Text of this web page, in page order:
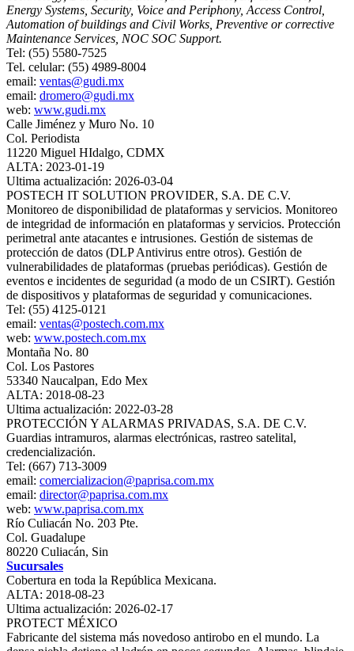
Energy Systems, Security, Voice and Periphony, Access Control,
Automation of buildings and Civil Works, Preventive or corrective
Maintenance Services, NOC SOC Support.
Tel: (55) 5580-7525
Tel. celular: (55) 4989-8004
email: ventas@gudi.mx
email: dromero@gudi.mx
web: www.gudi.mx
Calle Jiménez y Muro No. 10
Col. Periodista
11220 Miguel HIdalgo, CDMX
ALTA: 2023-01-19
Ultima actualización: 2026-03-04
POSTECH IT SOLUTION PROVIDER, S.A. DE C.V.
Monitoreo de disponibilidad de plataformas y servicios. Monitoreo
de integridad de información en plataformas y servicios. Protección
perimetral ante atacantes e intrusiones. Gestión de sistemas de
protección de datos (DLP Antivirus entre otros). Gestión de
vulnerabilidades de plataformas (pruebas periódicas). Gestión de
eventos e incidentes de seguridad (a modo de un CSIRT). Gestión
de dispositivos y plataformas de seguridad y comunicaciones.
Tel: (55) 4125-0121
email: ventas@postech.com.mx
web: www.postech.com.mx
Montaña No. 80
Col. Los Pastores
53340 Naucalpan, Edo Mex
ALTA: 2018-08-23
Ultima actualización: 2022-03-28
PROTECCIÓN Y ALARMAS PRIVADAS, S.A. DE C.V.
Guardias intramuros, alarmas electrónicas, rastreo satelital,
credencialización.
Tel: (667) 713-3009
email: comercializacion@paprisa.com.mx
email: director@paprisa.com.mx
web: www.paprisa.com.mx
Río Culiacán No. 203 Pte.
Col. Guadalupe
80220 Culiacán, Sin
Sucursales
Cobertura en toda la República Mexicana.
ALTA: 2018-08-23
Ultima actualización: 2026-02-17
PROTECT MÉXICO
Fabricante del sistema más novedoso antirobo en el mundo. La